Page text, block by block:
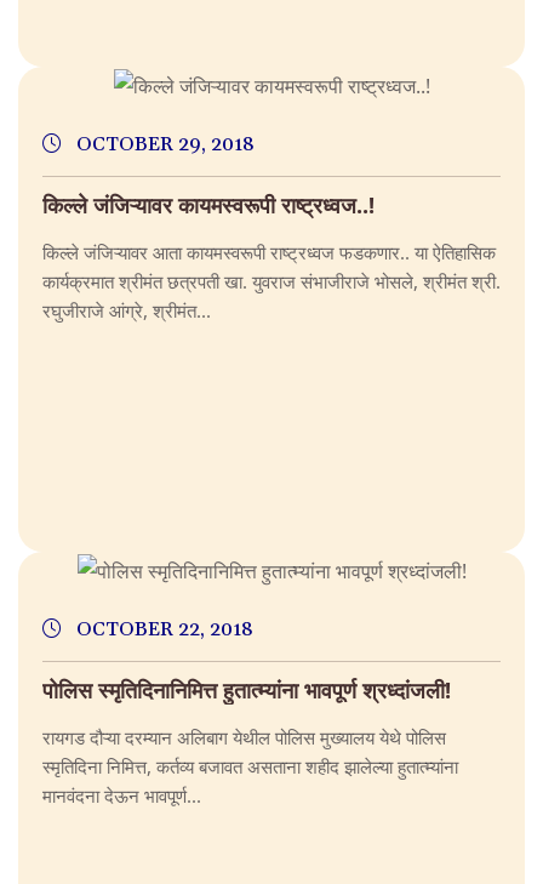
OCTOBER 29, 2018
किल्ले जंजिऱ्यावर कायमस्वरूपी राष्ट्रध्वज..!
किल्ले जंजिऱ्यावर आता कायमस्वरूपी राष्ट्रध्वज फडकणार.. या ऐतिहासिक
कार्यक्रमात श्रीमंत छत्रपती खा. युवराज संभाजीराजे भोसले, श्रीमंत श्री.
रघुजीराजे आंग्रे, श्रीमंत...
OCTOBER 22, 2018
पोलिस स्मृतिदिनानिमित्त हुतात्म्यांना भावपूर्ण श्रध्दांजली!
रायगड दौऱ्या दरम्यान अलिबाग येथील पोलिस मुख्यालय येथे पोलिस
स्मृतिदिना निमित्त, कर्तव्य बजावत असताना शहीद झालेल्या हुतात्म्यांना
मानवंदना देऊन भावपूर्ण...